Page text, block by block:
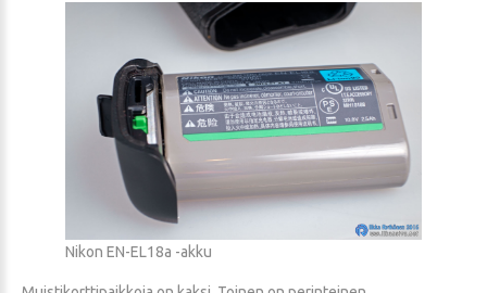
Nikon EN-EL18a -akku